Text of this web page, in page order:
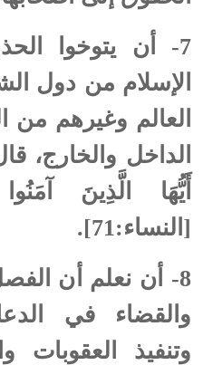
7-
أن يتوخوا
الإسلام من دول
العالم وغيرهم من
الداخل والخارج،
أَيُّهَا الَّذِينَ
[النساء:71].
8-
أن نعلم أن
والقضاء في
وتنفيذ العقوبات